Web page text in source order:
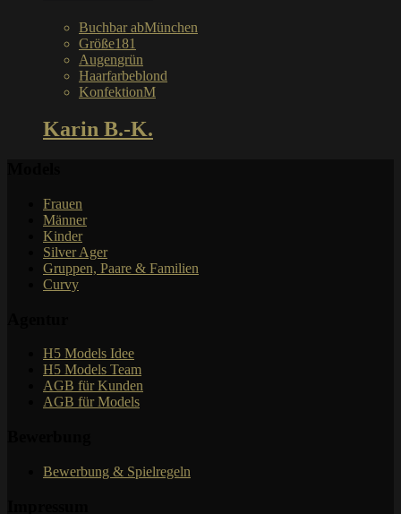
Buchbar abMünchen
Größe181
Augengrün
Haarfarbeblond
KonfektionM
Karin B.-K.
Frauen
Männer
Kinder
Silver Ager
Gruppen, Paare & Familien
Curvy
H5 Models Idee
H5 Models Team
AGB für Kunden
AGB für Models
Bewerbung & Spielregeln